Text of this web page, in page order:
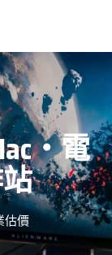
・電
估價